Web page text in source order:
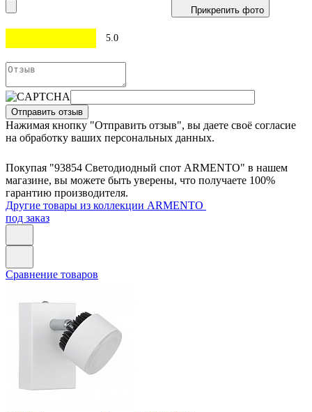
Прикрепить фото
5.0
Отправить отзыв
Нажимая кнопку "Отправить отзыв", вы даете своё согласие
на обработку ваших персональных данных.
Покупая "93854 Светодиодный спот ARMENTO" в нашем
магазине, вы можете быть уверены, что получаете 100%
гарантию производителя.
Другие товары из коллекции ARMENTO
под заказ
Сравнение товаров